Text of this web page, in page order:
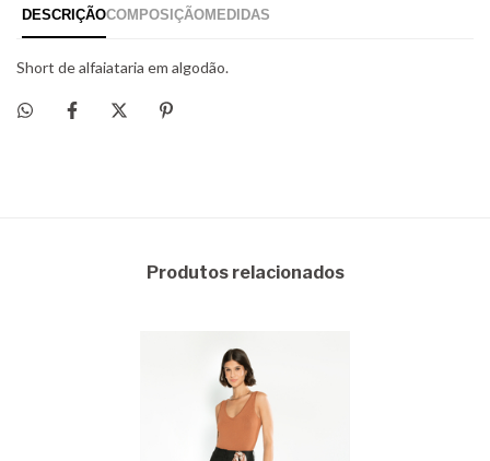
Produtos relacionados